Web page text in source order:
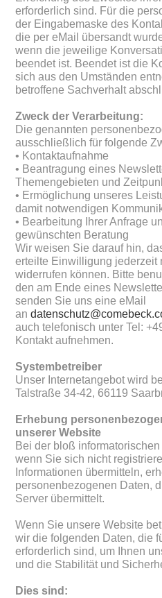
erforderlich sind. Für die
der Eingabemaske des
die per eMail übersandt
wenn die jeweilige
beendet ist. Beendet ist die
sich aus den Umständen
betroffene Sachverhalt
Zweck der Verarbeitung:
Die genannten
ausschließlich für folgende
• Kontaktaufnahme
• Beantragung eines
Themengebieten und
• Ermöglichung unseres
damit notwendigen
• Bearbeitung Ihrer Anfrage
gewünschten Beratung
Wir weisen Sie darauf hin,
erteilte Einwilligung jederzeit
widerrufen können. Bitte
den am Ende eines
senden Sie uns eine eMail
an
auch telefonisch unter Tel:
Kontakt aufnehmen.
Systembetreiber
Unser Internetangebot wird
Talstraße 34-42, 66119
Erhebung
unserer Website
Bei der bloß
wenn Sie sich nicht
Informationen übermitteln,
personenbezogenen Daten,
Server übermittelt.
Wenn Sie unsere Website
wir die folgenden Daten, die
erforderlich sind, um Ihnen
und die Stabilität und
Dies sind: